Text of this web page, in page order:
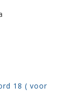
18 ( voor